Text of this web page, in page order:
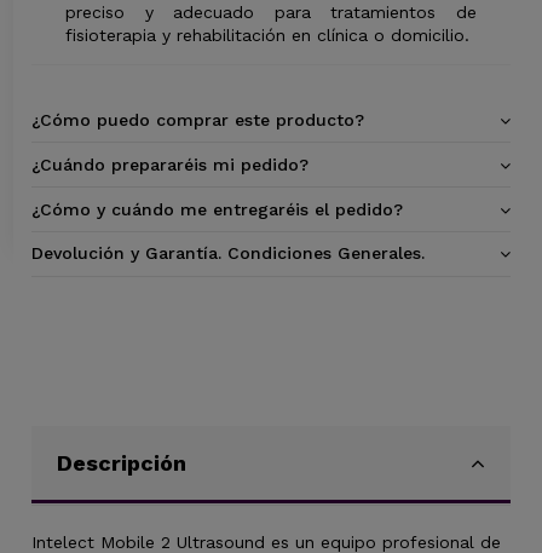
preciso y adecuado para tratamientos de
fisioterapia y rehabilitación en clínica o domicilio.
¿Cómo puedo comprar este producto?
¿Cuándo prepararéis mi pedido?
¿Cómo y cuándo me entregaréis el pedido?
Devolución y Garantía. Condiciones Generales.
Descripción
Intelect Mobile 2 Ultrasound es un equipo profesional de